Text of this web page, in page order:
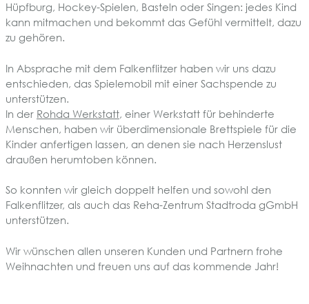
Hüpfburg, Hockey-Spielen, Basteln oder Singen: jedes Kind
kann mitmachen und bekommt das Gefühl vermittelt, dazu
zu gehören.
In Absprache mit dem Falkenflitzer haben wir uns dazu
entschieden, das Spielemobil mit einer Sachspende zu
unterstützen.
In der Rohda Werkstatt, einer Werkstatt für behinderte
Menschen, haben wir überdimensionale Brettspiele für die
Kinder anfertigen lassen, an denen sie nach Herzenslust
draußen herumtoben können.
So konnten wir gleich doppelt helfen und sowohl den
Falkenflitzer, als auch das Reha-Zentrum Stadtroda gGmbH
unterstützen.
Wir wünschen allen unseren Kunden und Partnern frohe
Weihnachten und freuen uns auf das kommende Jahr!